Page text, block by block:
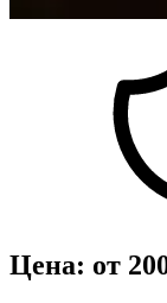
Цена: от